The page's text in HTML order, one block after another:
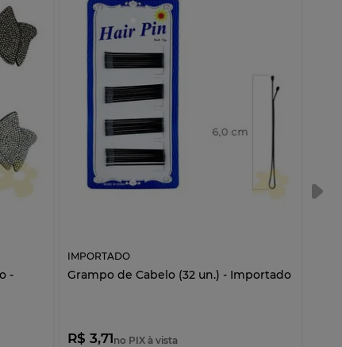
-
IMPORTADO
Grampo de Cabelo (32 un.) - Importado
R$ 3,71no PIX à vista